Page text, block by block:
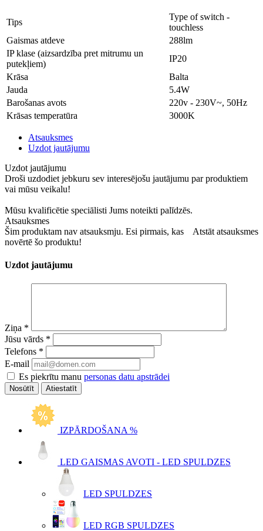
Tips
Type of switch -
touchless
Gaismas atdeve
288lm
IP klase (aizsardzība pret mitrumu un
putekļiem)
IP20
Krāsa
Balta
Jauda
5.4W
Barošanas avots
220v - 230V~, 50Hz
Krāsas temperatūra
3000K
Atsauksmes
Uzdot jautājumu
Uzdot jautājumu
Droši uzdodiet jebkuru sev interesējošu jautājumu par produktiem
vai mūsu veikalu!
Mūsu kvalificētie speciālisti Jums noteikti palīdzēs.
Atsauksmes
Atstāt atsauksmes
Šim produktam nav atsauksmju. Esi pirmais, kas
novērtē šo produktu!
Uzdot jautājumu
Ziņa *
Jūsu vārds *
Telefons *
E-mail
Es piekrītu manu personas datu apstrādei
Atiestatīt
IZPĀRDOŠANA %
LED GAISMAS AVOTI - LED SPULDZES
LED SPULDZES
LED RGB SPULDZES